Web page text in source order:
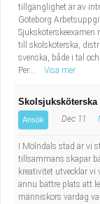
tillgänglighet är av
Göteborg
till skolsköterska,
svenska, både i tal
Per...
Visa mer
Ansök Dec 11
I Mölndals stad är vi
tillsammans skapar
kreativitet utvecklar
ännu bättre plats att
människors vardag